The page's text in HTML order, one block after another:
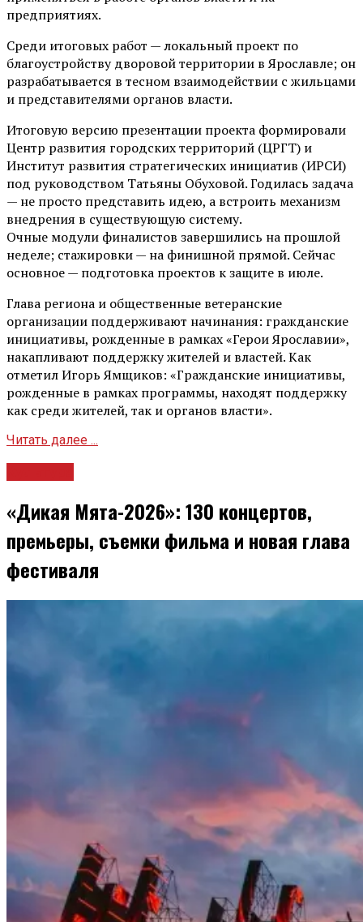
предприятиях.
Среди итоговых работ — локальный проект по
благоустройству дворовой территории в Ярославле; он
разрабатывается в тесном взаимодействии с жильцами
и представителями органов власти.
Итоговую версию презентации проекта формировали
Центр развития городских территорий (ЦРГТ) и
Институт развития стратегических инициатив (ИРСИ)
под руководством Татьяны Обуховой. Годилась задача
— не просто представить идею, а встроить механизм
внедрения в существующую систему.
Очные модули финалистов завершились на прошлой
неделе; стажировки — на финишной прямой. Сейчас
основное — подготовка проектов к защите в июле.
Глава региона и общественные ветеранские
организации поддерживают начинания: гражданские
инициативы, рожденные в рамках «Герои Ярославии»,
накапливают поддержку жителей и властей. Как
отметил Игорь Ямщиков: «Гражданские инициативы,
рожденные в рамках программы, находят поддержку
как среди жителей, так и органов власти».
Читать далее ...
«Дикая Мята-2026»: 130 концертов,
премьеры, съемки фильма и новая глава
фестиваля